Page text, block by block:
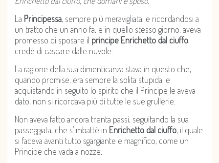
La Principessa, sempre più meravigliata, e ricordandosi a
un tratto che un anno fa, e in quello stesso giorno, aveva
promesso di sposare il principe Enrichetto dal ciuffo,
credé di cascare dalle nuvole.
La ragione della sua dimenticanza stava in questo che,
quando promise, era sempre la solita stupida, e
acquistando in seguito lo spirito che il Principe le aveva
dato, non si ricordava più di tutte le sue grullerie.
Non aveva fatto ancora trenta passi, seguitando la sua
passeggiata, che s’imbatté in Enrichetto dal ciuffo, il quale
si faceva avanti tutto sgargiante e magnifico, come un
Principe che vada a nozze.